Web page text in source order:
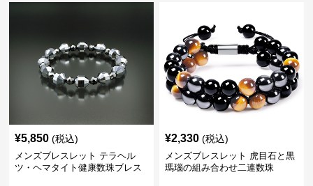
¥5,850 (税込)
メンズブレスレット テラヘル
ツ・ヘマタイト健康数珠ブレス
¥2,330 (税込)
メンズブレスレット 虎目石と黒
瑪瑙の組み合わせ二連数珠